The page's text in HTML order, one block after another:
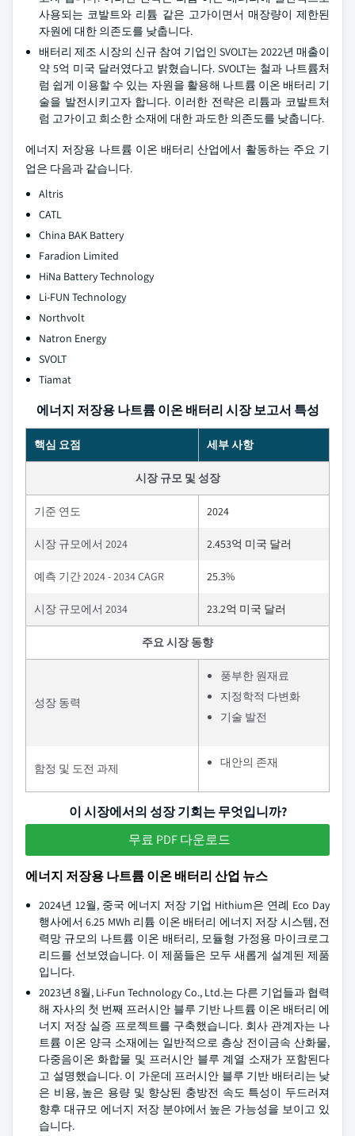
사용되는 코발트와 리튬 같은 고가이면서 매장량이 제한된
자원에 대한 의존도를 낮춥니다.
배터리 제조 시장의 신규 참여 기업인 SVOLT는 2022년 매출이
약 5억 미국 달러였다고 밝혔습니다. SVOLT는 철과 나트륨처
럼 쉽게 이용할 수 있는 자원을 활용해 나트륨 이온 배터리 기
술을 발전시키고자 합니다. 이러한 전략은 리튬과 코발트처
럼 고가이고 희소한 소재에 대한 과도한 의존도를 낮춥니다.
에너지 저장용 나트륨 이온 배터리 산업에서 활동하는 주요 기
업은 다음과 같습니다.
Altris
CATL
China BAK Battery
Faradion Limited
HiNa Battery Technology
Li-FUN Technology
Northvolt
Natron Energy
SVOLT
Tiamat
에너지 저장용 나트륨 이온 배터리 시장 보고서 특성
핵심 요점 세부 사항
시장 규모 및 성장
기준 연도 2024
시장 규모에서 2024 2.453억 미국 달러
예측 기간 2024 - 2034 CAGR 25.3%
시장 규모에서 2034 23.2억 미국 달러
주요 시장 동향
성장 동력
풍부한 원재료
지정학적 다변화
기술 발전
함정 및 도전 과제 대안의 존재
이 시장에서의 성장 기회는 무엇입니까?
무료 PDF 다운로드
에너지 저장용 나트륨 이온 배터리 산업 뉴스
2024년 12월, 중국 에너지 저장 기업 Hithium은 연례 Eco Day
행사에서 6.25 MWh 리튬 이온 배터리 에너지 저장 시스템, 전
력망 규모의 나트륨 이온 배터리, 모듈형 가정용 마이크로그
리드를 선보였습니다. 이 제품들은 모두 새롭게 설계된 제품
입니다.
2023년 8월, Li-Fun Technology Co., Ltd.는 다른 기업들과 협력
해 자사의 첫 번째 프러시안 블루 기반 나트륨 이온 배터리 에
너지 저장 실증 프로젝트를 구축했습니다. 회사 관계자는 나
트륨 이온 양극 소재에는 일반적으로 층상 전이금속 산화물,
다중음이온 화합물 및 프러시안 블루 계열 소재가 포함된다
고 설명했습니다. 이 가운데 프러시안 블루 기반 배터리는 낮
은 비용, 높은 용량 및 향상된 충방전 속도 특성이 두드러져
향후 대규모 에너지 저장 분야에서 높은 가능성을 보이고 있
습니다.